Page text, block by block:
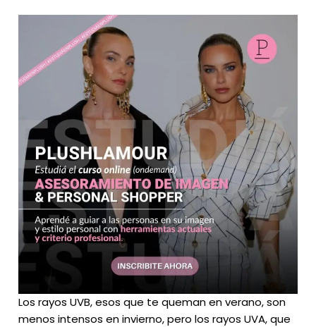
Los rayos UVB, esos que te queman en verano, son
menos intensos en invierno, pero los rayos UVA, que